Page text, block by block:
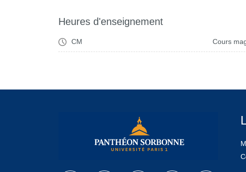
Heures d'enseignement
CM Cours